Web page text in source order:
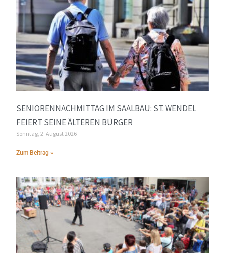
SENIORENNACHMITTAG IM SAALBAU: ST. WENDEL
FEIERT SEINE ÄLTEREN BÜRGER
Sonntag, 2. August 2026
Zum Beitrag »